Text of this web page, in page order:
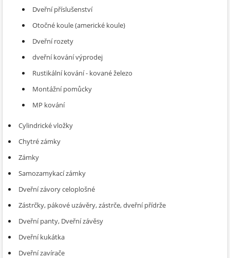
Dveřní příslušenství
Otočné koule (americké koule)
Dveřní rozety
dveřní kování výprodej
Rustikální kování - kované železo
Montážní pomůcky
MP kování
Cylindrické vložky
Chytré zámky
Zámky
Samozamykací zámky
Dveřní závory celoplošné
Zástrčky, pákové uzávěry, zástrče, dveřní přídrže
Dveřní panty, Dveřní závěsy
Dveřní kukátka
Dveřní zavírače